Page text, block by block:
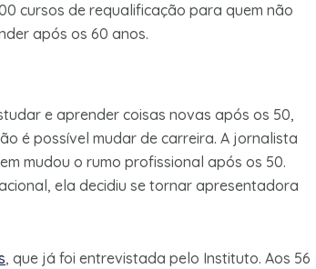
cursos de requalificação para quem não
após os 60 anos.
e aprender coisas novas após os 50,
é possível mudar de carreira. A jornalista
mudou o rumo profissional após os 50.
ela decidiu se tornar apresentadora
, que já foi entrevistada pelo Instituto. Aos 56